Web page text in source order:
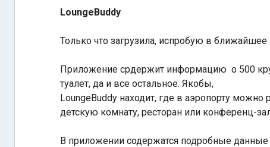
LoungeBuddy
Только что загрузила, испробую в
Приложение срдержит информацию о 500
туалет, да и все остальное. Якобы,
LoungeBuddy находит, где в аэропорту
детскую комнату, ресторан или конференц-
В приложении содержатся подробные данные